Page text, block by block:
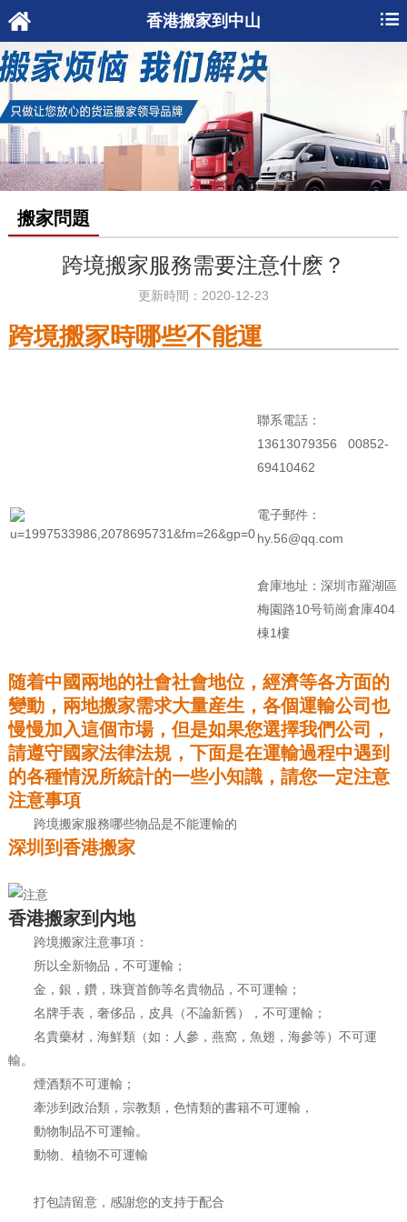
香港搬家到中山
搬家問題
跨境搬家服務需要注意什麽？
更新時間：2020-12-23
跨境搬家時哪些不能運
聯系電話：
13613079356 00852-
69410462
電子郵件：
hy.56@qq.com
倉庫地址：深圳市羅湖區
梅園路10号筍崗倉庫404
棟1樓
随着中國兩地的社會社會地位，經濟等各方面的
變動，兩地搬家需求大量産生，各個運輸公司也
慢慢加入這個市場，但是如果您選擇我們公司，
請遵守國家法律法規，下面是在運輸過程中遇到
的各種情況所統計的一些小知識，請您一定注意
注意事項
跨境搬家服務哪些物品是不能運輸的
深圳到香港搬家
香港搬家到内地
跨境搬家注意事項：
所以全新物品，不可運輸；
金，銀，鑽，珠寶首飾等名貴物品，不可運輸；
名牌手表，奢侈品，皮具（不論新舊），不可運輸；
名貴藥材，海鮮類（如：人參，燕窩，魚翅，海參等）不可運
輸。
煙酒類不可運輸；
牽涉到政治類，宗教類，色情類的書籍不可運輸，
動物制品不可運輸。
動物、植物不可運輸
打包請留意，感謝您的支持于配合